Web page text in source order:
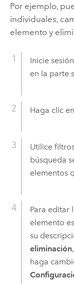
Por ejemplo,
individuales,
elemento y
Inicie
en la parte
Haga clic
Utilice
búsqueda
elementos
Para editar
elemento
su
eliminación
haga